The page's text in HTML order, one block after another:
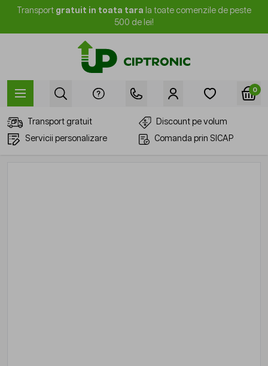
Mergi la Conținut
Transport gratuit in toata tara la toate comenzile de peste
500 de lei!
0
Transport gratuit
Discount pe volum
Servicii personalizare
Comanda prin SICAP